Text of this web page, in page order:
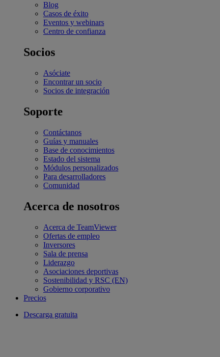
Blog
Casos de éxito
Eventos y webinars
Centro de confianza
Socios
Asóciate
Encontrar un socio
Socios de integración
Soporte
Contáctanos
Guías y manuales
Base de conocimientos
Estado del sistema
Módulos personalizados
Para desarrolladores
Comunidad
Acerca de nosotros
Acerca de TeamViewer
Ofertas de empleo
Inversores
Sala de prensa
Liderazgo
Asociaciones deportivas
Sostenibilidad y RSC (EN)
Gobierno corporativo
Precios
Descarga gratuita